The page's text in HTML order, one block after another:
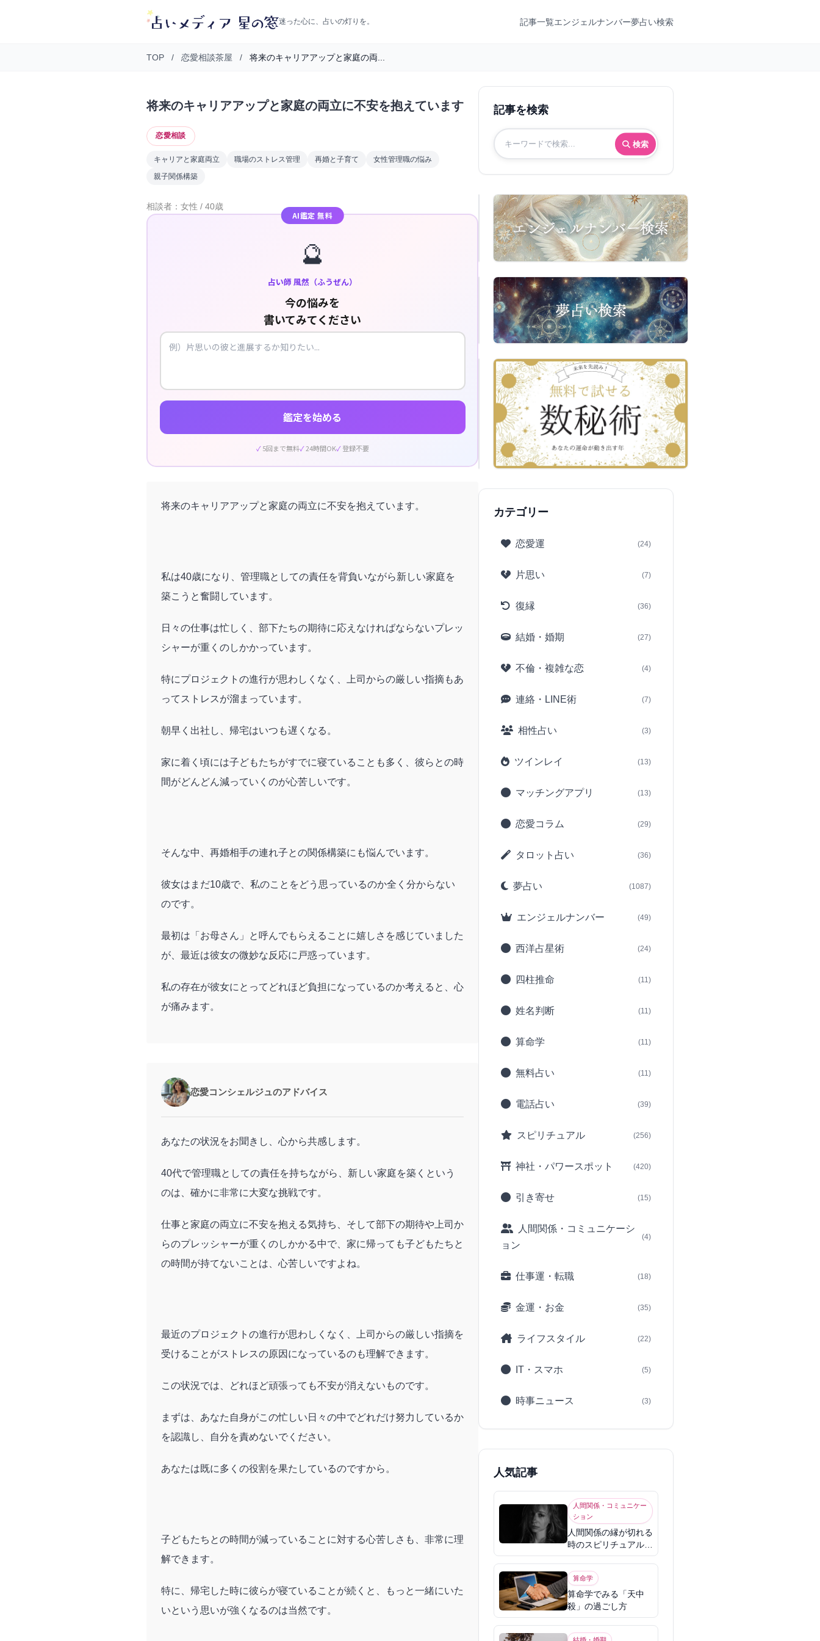
迷った心に、占いの灯りを。 記事一覧エンジェルナンバー夢占い検索
TOP / 恋愛相談茶屋 / 将来のキャリアアップと家庭の両...
将来のキャリアアップと家庭の両立に不安を抱えています
恋愛相談
キャリアと家庭両立 職場のストレス管理 再婚と子育て
女性管理職の悩み
親子関係構築
相談者：女性 / 40歳
AI鑑定 無料
🔮
占い師 風然（ふうぜん）
今の悩みを
書いてみてください
鑑定を始める
5回まで無料 24時間OK 登録不要
将来のキャリアアップと家庭の両立に不安を抱えています。
私は40歳になり、管理職としての責任を背負いながら新しい家庭を
築こうと奮闘しています。
日々の仕事は忙しく、部下たちの期待に応えなければならないプレッ
シャーが重くのしかかっています。
特にプロジェクトの進行が思わしくなく、上司からの厳しい指摘もあ
ってストレスが溜まっています。
朝早く出社し、帰宅はいつも遅くなる。
家に着く頃には子どもたちがすでに寝ていることも多く、彼らとの時
間がどんどん減っていくのが心苦しいです。
そんな中、再婚相手の連れ子との関係構築にも悩んでいます。
彼女はまだ10歳で、私のことをどう思っているのか全く分からない
のです。
最初は「お母さん」と呼んでもらえることに嬉しさを感じていました
が、最近は彼女の微妙な反応に戸惑っています。
私の存在が彼女にとってどれほど負担になっているのか考えると、心
が痛みます。
恋愛コンシェルジュのアドバイス
あなたの状況をお聞きし、心から共感します。
40代で管理職としての責任を持ちながら、新しい家庭を築くという
のは、確かに非常に大変な挑戦です。
仕事と家庭の両立に不安を抱える気持ち、そして部下の期待や上司か
らのプレッシャーが重くのしかかる中で、家に帰っても子どもたちと
の時間が持てないことは、心苦しいですよね。
最近のプロジェクトの進行が思わしくなく、上司からの厳しい指摘を
受けることがストレスの原因になっているのも理解できます。
この状況では、どれほど頑張っても不安が消えないものです。
まずは、あなた自身がこの忙しい日々の中でどれだけ努力しているか
を認識し、自分を責めないでください。
あなたは既に多くの役割を果たしているのですから。
子どもたちとの時間が減っていることに対する心苦しさも、非常に理
解できます。
特に、帰宅した時に彼らが寝ていることが続くと、もっと一緒にいた
いという思いが強くなるのは当然です。
記事を検索
検索
カテゴリー
恋愛運 (24)
片思い (7)
復縁 (36)
結婚・婚期 (27)
不倫・複雑な恋 (4)
連絡・LINE術 (7)
相性占い (3)
ツインレイ (13)
マッチングアプリ (13)
恋愛コラム (29)
タロット占い (36)
夢占い (1087)
エンジェルナンバー (49)
西洋占星術 (24)
四柱推命 (11)
姓名判断 (11)
算命学 (11)
無料占い (11)
電話占い (39)
スピリチュアル (256)
神社・パワースポット (420)
引き寄せ (15)
人間関係・コミュニケーシ
ョン
(4)
仕事運・転職 (18)
金運・お金 (35)
ライフスタイル (22)
IT・スマホ (5)
時事ニュース (3)
人気記事
人間関係・コミュニケー
ション
人間関係の縁が切れる
時のスピリチュアル意
味
算命学
算命学でみる「天中
殺」の過ごし方